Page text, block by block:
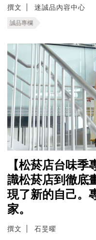
撰文 迷誠品內容中心
誠品專欄
【松菸店台味
識松菸店到徹底
現了新的自己。
家。
撰文 石旻曜